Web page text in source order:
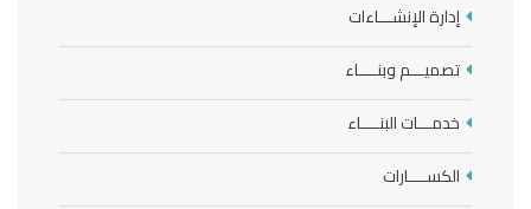
إدارة الإنشـــاءات
تصميـــم وبنــــاء
خدمـــات البنــــاء
الكســــارات